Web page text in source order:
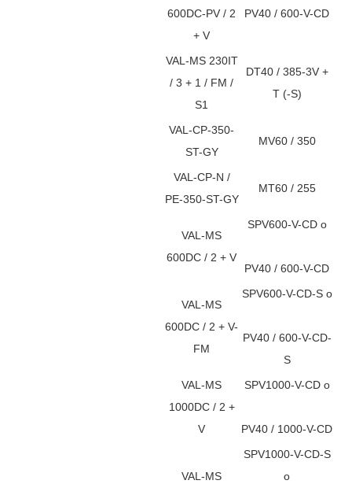
600DC-PV / 2
+ V
PV40 / 600-V-CD
VAL-MS 230IT
/ 3 + 1 / FM /
S1
DT40 / 385-3V +
T (-S)
VAL-CP-350-
ST-GY
MV60 / 350
VAL-CP-N /
PE-350-ST-GY
MT60 / 255
VAL-MS
600DC / 2 + V
SPV600-V-CD o
PV40 / 600-V-CD
VAL-MS
600DC / 2 + V-
FM
SPV600-V-CD-S o
PV40 / 600-V-CD-
S
VAL-MS
1000DC / 2 +
V
SPV1000-V-CD o
PV40 / 1000-V-CD
VAL-MS
SPV1000-V-CD-S
o